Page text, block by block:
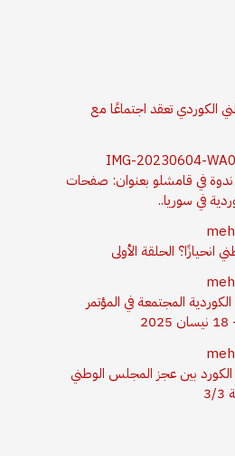
الكوردي تعقد اجتماعًا مع
في قامشلو بعنوان: صفحات
في سوريا..
انحيازًا؟ الحلقة الأولى
المجتمعة في المؤتمر
بين عجز المجلس الوطني